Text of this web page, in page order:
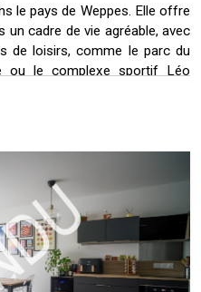
le pays de Weppes. Elle offre
cadre de vie agréable, avec
de loisirs, comme le parc du
ou le complexe sportif Léo
d'un riche patrimoine
conviviaux, comme les Fêtes
de la rentrée culturelle ou
est une destination
cherchent à profiter d'une
modernité.